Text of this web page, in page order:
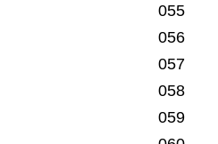
055
056
057
058
059